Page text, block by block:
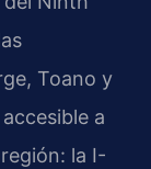
Toano y
a
la I-